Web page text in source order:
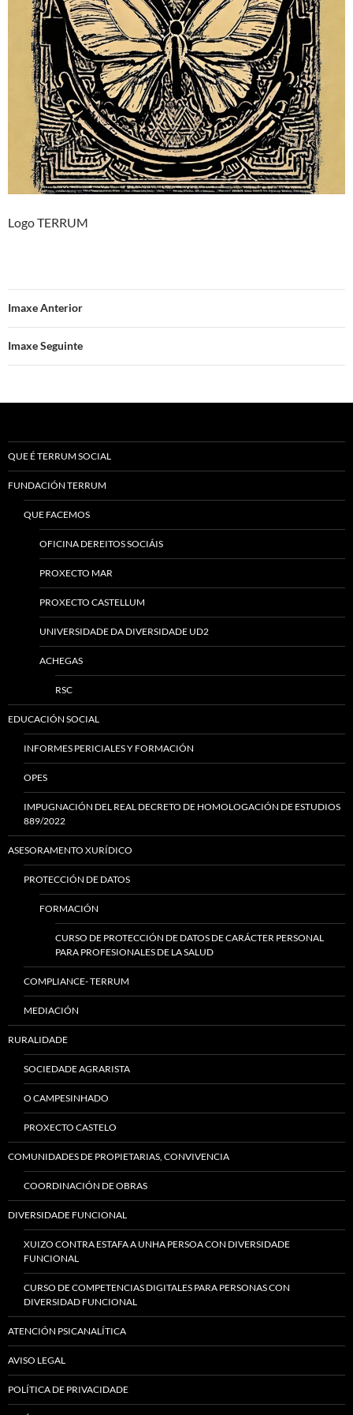
Logo TERRUM
Imaxe Anterior
Imaxe Seguinte
QUE É TERRUM SOCIAL
FUNDACIÓN TERRUM
QUE FACEMOS
OFICINA DEREITOS SOCIÁIS
PROXECTO MAR
PROXECTO CASTELLUM
UNIVERSIDADE DA DIVERSIDADE UD2
ACHEGAS
RSC
EDUCACIÓN SOCIAL
INFORMES PERICIALES Y FORMACIÓN
OPES
IMPUGNACIÓN DEL REAL DECRETO DE HOMOLOGACIÓN DE ESTUDIOS
889/2022
ASESORAMENTO XURÍDICO
PROTECCIÓN DE DATOS
FORMACIÓN
CURSO DE PROTECCIÓN DE DATOS DE CARÁCTER PERSONAL
PARA PROFESIONALES DE LA SALUD
COMPLIANCE- TERRUM
MEDIACIÓN
RURALIDADE
SOCIEDADE AGRARISTA
O CAMPESINHADO
PROXECTO CASTELO
COMUNIDADES DE PROPIETARIAS, CONVIVENCIA
COORDINACIÓN DE OBRAS
DIVERSIDADE FUNCIONAL
XUIZO CONTRA ESTAFA A UNHA PERSOA CON DIVERSIDADE
FUNCIONAL
CURSO DE COMPETENCIAS DIGITALES PARA PERSONAS CON
DIVERSIDAD FUNCIONAL
ATENCIÓN PSICANALÍTICA
AVISO LEGAL
POLÍTICA DE PRIVACIDADE